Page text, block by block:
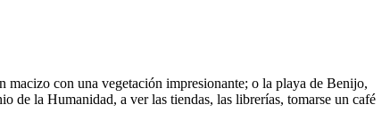
macizo con una vegetación impresionante; o la playa de Benijo,
de la Humanidad, a ver las tiendas, las librerías, tomarse un café